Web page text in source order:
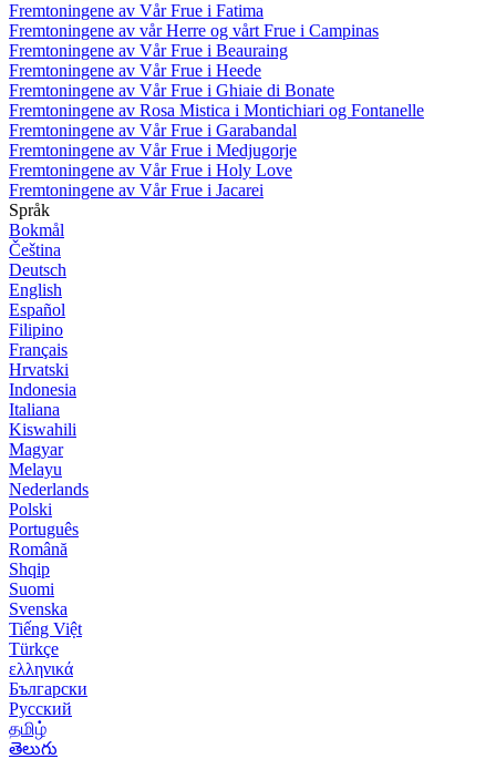
Fremtoningene av Vår Frue i Fatima
Fremtoningene av vår Herre og vårt Frue i Campinas
Fremtoningene av Vår Frue i Beauraing
Fremtoningene av Vår Frue i Heede
Fremtoningene av Vår Frue i Ghiaie di Bonate
Fremtoningene av Rosa Mistica i Montichiari og Fontanelle
Fremtoningene av Vår Frue i Garabandal
Fremtoningene av Vår Frue i Medjugorje
Fremtoningene av Vår Frue i Holy Love
Fremtoningene av Vår Frue i Jacarei
Språk
Bokmål
Čeština
Deutsch
English
Español
Filipino
Français
Hrvatski
Indonesia
Italiana
Kiswahili
Magyar
Melayu
Nederlands
Polski
Português
Română
Shqip
Suomi
Svenska
Tiếng Việt
Türkçe
ελληνικά
Български
Русский
தமிழ்
తెలుగు